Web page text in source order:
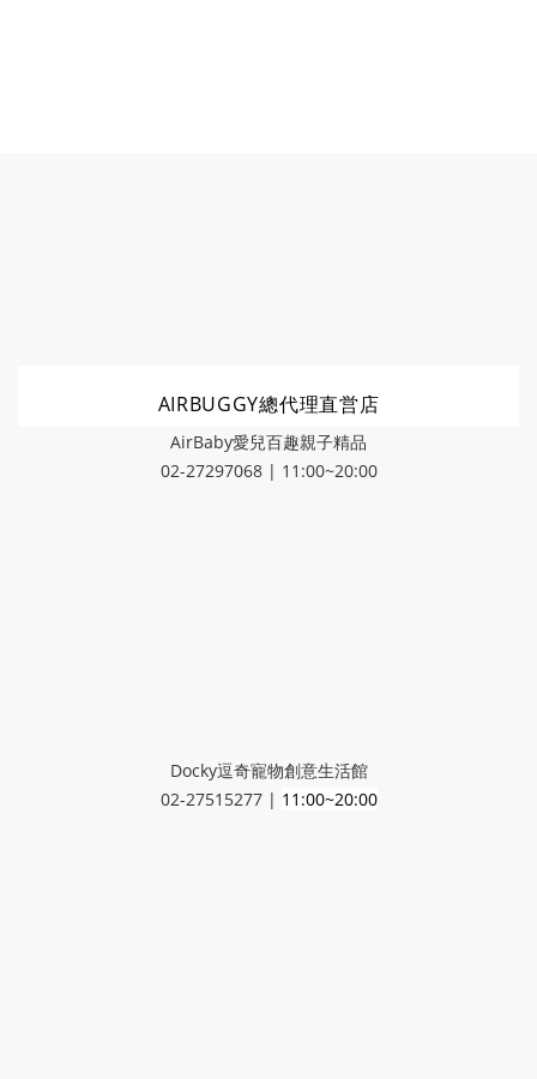
AIRBUGGY總代理直営店
AirBaby愛兒百趣親子精品
02-27297068 | 11:00~20:00
Docky逗奇寵物創意生活館
02-27515277 | 11:00~20:00